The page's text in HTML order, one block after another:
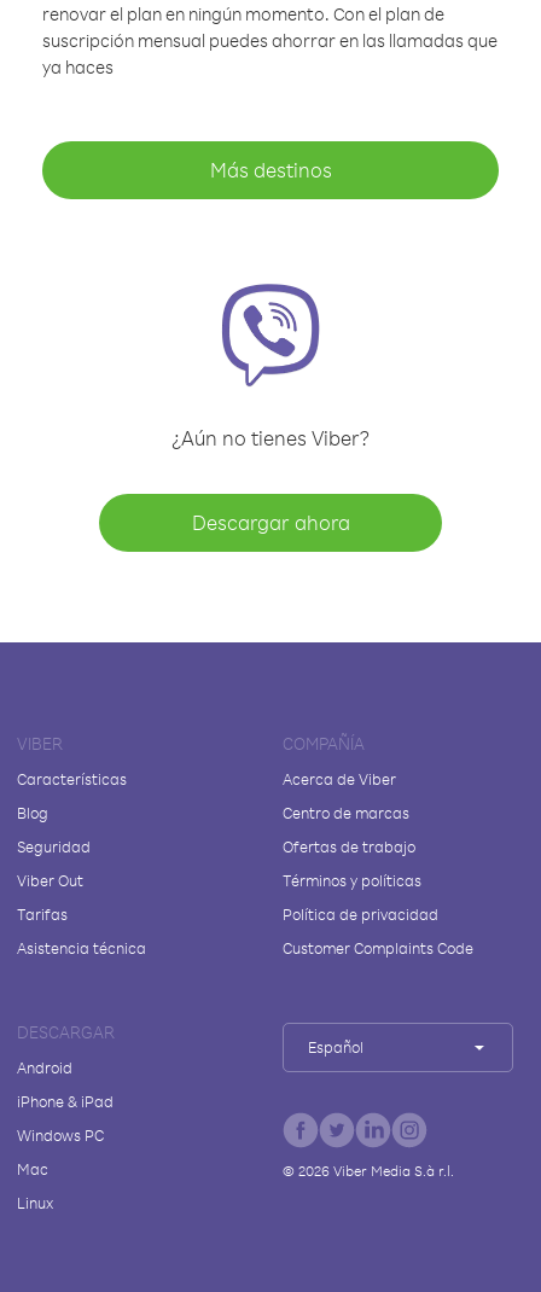
renovar el plan en ningún momento. Con el plan de
suscripción mensual puedes ahorrar en las llamadas que
ya haces
Más destinos
¿Aún no tienes Viber?
Descargar ahora
VIBER
Características
Blog
Seguridad
Viber Out
Tarifas
Asistencia técnica
COMPAÑÍA
Acerca de Viber
Centro de marcas
Ofertas de trabajo
Términos y políticas
Política de privacidad
Customer Complaints Code
DESCARGAR
Android
iPhone & iPad
Windows PC
Mac
Linux
Español
© 2026Viber Media S.à r.l.